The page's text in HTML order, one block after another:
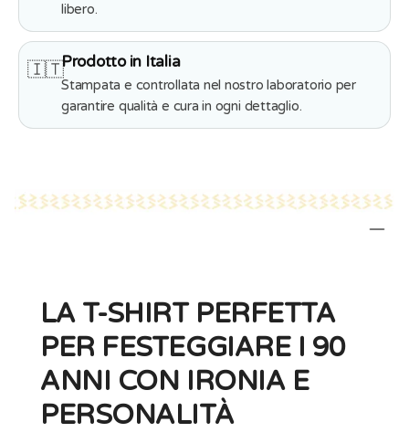
libero.
🇮🇹Prodotto in Italia
Stampata e controllata nel nostro laboratorio per
garantire qualità e cura in ogni dettaglio.
LA T-SHIRT PERFETTA
PER FESTEGGIARE I 90
ANNI CON IRONIA E
PERSONALITÀ